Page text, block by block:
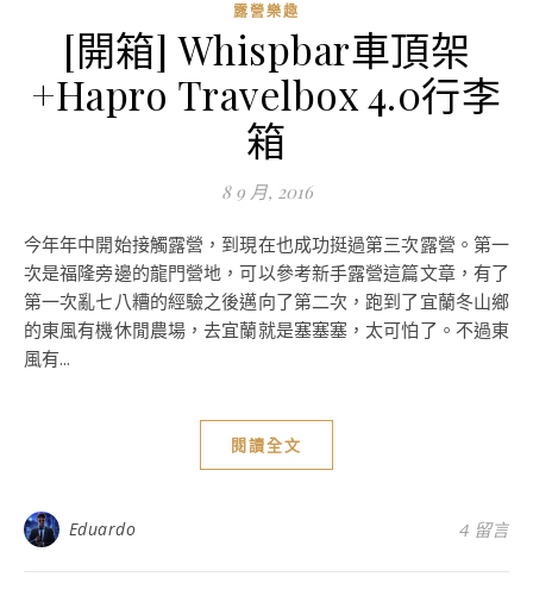
露營樂趣
[開箱] Whispbar車頂架
+Hapro Travelbox 4.0行李
箱
8 9 月, 2016
今年年中開始接觸露營，到現在也成功挺過第三次露營。第一
次是福隆旁邊的龍門營地，可以參考新手露營這篇文章，有了
第一次亂七八糟的經驗之後邁向了第二次，跑到了宜蘭冬山鄉
的東風有機休閒農場，去宜蘭就是塞塞塞，太可怕了。不過東
風有...
閱讀全文
Eduardo 4 留言